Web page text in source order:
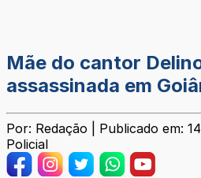
Mãe do cantor
assassinada em
Por: Redação | Publicado em:
Policial